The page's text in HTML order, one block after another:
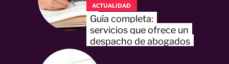
ACTUALIDAD
Guía completa:
servicios que ofrece un
despacho de abogados